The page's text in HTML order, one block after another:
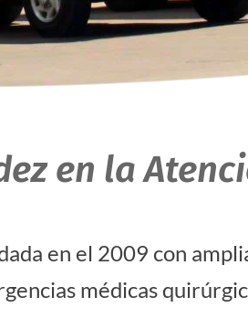
en la
en el 2009 con
médicas